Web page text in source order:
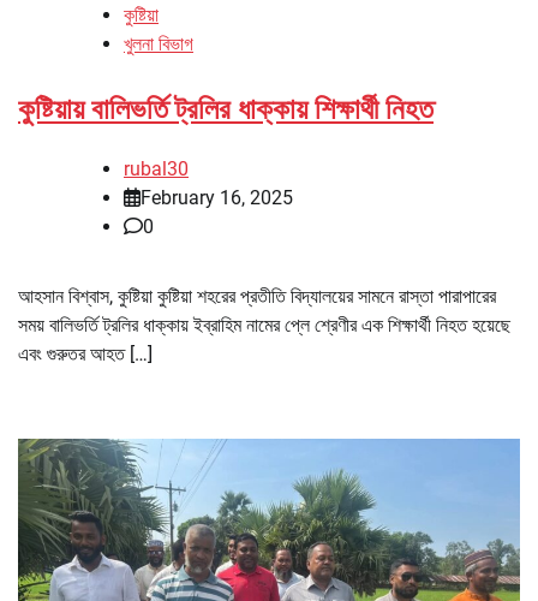
কুষ্টিয়া
খুলনা বিভাগ
কুষ্টিয়ায় বালিভর্তি ট্রলির ধাক্কায় শিক্ষার্থী নিহত
rubal30
February 16, 2025
0
আহসান বিশ্বাস, কুষ্টিয়া কুষ্টিয়া শহরের প্রতীতি বিদ্যালয়ের সামনে রাস্তা পারাপারের
সময় বালিভর্তি ট্রলির ধাক্কায় ইব্রাহিম নামের প্লে শ্রেণীর এক শিক্ষার্থী নিহত হয়েছে
এবং গুরুতর আহত […]